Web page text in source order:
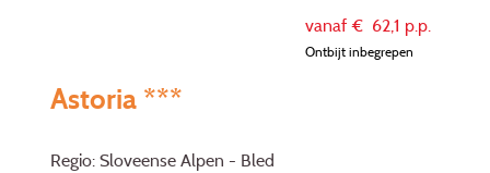
vanaf € 62,1 p.p.
Ontbijt inbegrepen
Astoria ***
Regio: Sloveense Alpen - Bled